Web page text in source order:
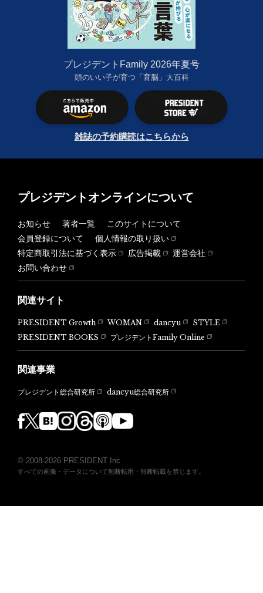
プレジデントFamily 2026年夏号
頭のいい子が育つ「育脳」大百科
雑誌の予約購読はこちらから
プレジデントオンラインについて
お知らせ 著者一覧
このサイトについて
会員登録について
個人情報の取り扱い
特定商取引法に基づく表示
広告掲載
運営会社
お問い合わせ
関連サイト
PRESIDENT Growth WOMAN dancyu
STYLE
PRESIDENT BOOKS
プレジデントFamily Online
関連事業
プレジデント総合研究所 dancyu総合研究所
© 2008-2026 PRESIDENT Inc.
すべての画像・データについて無断転用・無断転載を禁じます。